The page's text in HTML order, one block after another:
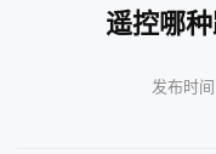
遥控哪
发布时